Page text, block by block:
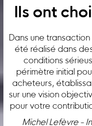
Ils ont
Dans une
été réalisé dans
conditions
périmètre initial
acheteurs,
sur une vision
pour votre
Michel Lefèvre -